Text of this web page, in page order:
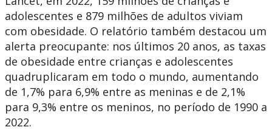
adolescentes e 879 milhões de adultos viviam
com obesidade. O relatório também destacou um
alerta preocupante: nos últimos 20 anos, as taxas
de obesidade entre crianças e adolescentes
quadruplicaram em todo o mundo, aumentando
de 1,7% para 6,9% entre as meninas e de 2,1%
para 9,3% entre os meninos, no período de 1990 a
2022.